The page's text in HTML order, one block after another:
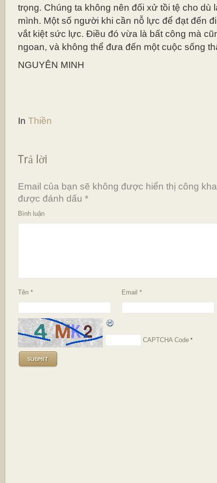
trọng. Chúng ta không nên đối xử tồi tệ cho dù
mình. Một số người khi cần nỗ lực để đạt đến
vắt kiệt sức lực. Điều đó vừa là bất công mà
ngoan, và không thể đưa đến một cuộc sống
NGUYÊN MINH
In Thiền
Trả lời
Email của bạn sẽ không được hiển thị công
được đánh dấu *
Bình luận
Tên * Email *
CAPTCHA Code*